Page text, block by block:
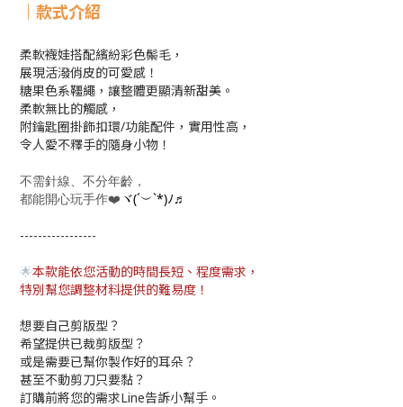
｜款式介紹
柔軟襪娃搭配繽紛彩色鬃毛，
展現活潑俏皮的可愛感！
糖果色系韁繩， 讓整體更顯清新甜美。
柔軟無比的觸感，
附鑰匙圈掛飾扣環/功能配件，實用性高，
令人愛不釋手的隨身小物！
不需針線、不分年齡，
都能開心玩手作❤️ ヾ(´︶`*)ﾉ ♬
-----------------
🌟本款能依您活動的時間長短、程度需求，
特別幫您調整材料提供的難易度！
想要自己剪版型？
希望提供已裁剪版型？
或是需要已幫你製作好的耳朵？
甚至不動剪刀只要黏？
訂購前將您的需求Line告訴小幫手。